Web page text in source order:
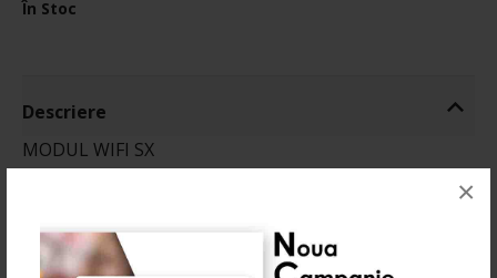
×
În Stoc
Descriere
MODUL WIFI SX
Informatii